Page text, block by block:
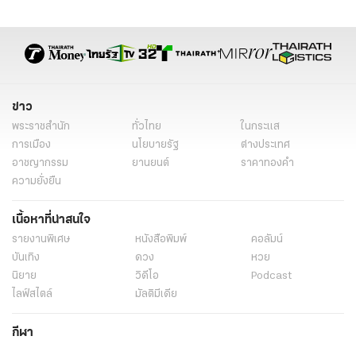
ข่าว
พระราชสำนัก ทั่วไทย
ในกระแส
การเมือง
นโยบายรัฐ
ต่างประเทศ
อาชญากรรม
ยานยนต์
ราคาทองคำ
ความยั่งยืน
เนื้อหาที่น่าสนใจ
รายงานพิเศษ หนังสือพิมพ์
คอลัมน์
บันเทิง
ดวง
หวย
นิยาย
วิดีโอ
Podcast
ไลฟ์สไตล์
มัลติมีเดีย
กีฬา